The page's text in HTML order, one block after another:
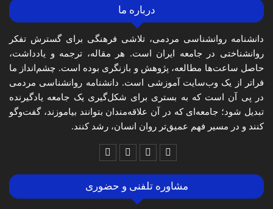
درباره ما
دانشنامه روانشناسی مردمی، تلاشی فرهنگی برای گسترش تفکر
روانشناختی در جامعه ایران است. هر مقاله، ترجمه و یادداشت،
حاصل ساعت‌ها مطالعه، پژوهش و بازنگری بوده است. چشم‌انداز ما
فراتر از یک وب‌سایت آموزشی است. دانشنامه روانشناسی مردمی
در پی آن است که به بستری برای شکل‌گیری یک جامعه یادگیرنده
تبدیل شود؛ جامعه‌ای که در آن علاقه‌مندان بتوانند بیاموزند، گفت‌وگو
کنند و در مسیر فهم عمیق‌تر روان انسان، رشد کنند.
مشاوره تلفنی و حضوری